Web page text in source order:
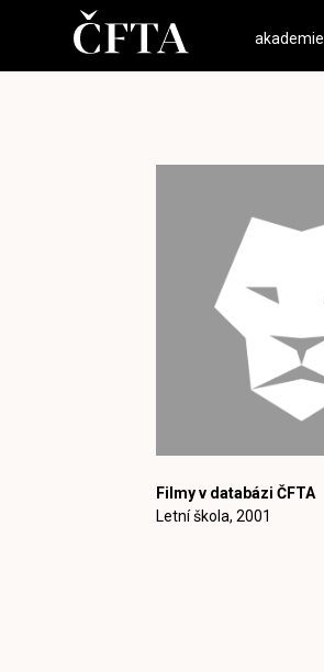
akademie
Filmy v databázi ČFTA
Letní škola, 2001